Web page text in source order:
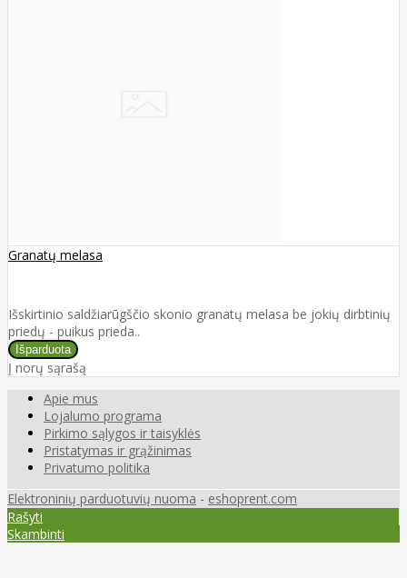
Granatų melasa
Išskirtinio saldžiarūgščio skonio granatų melasa be jokių dirbtinių
priedų - puikus prieda..
Į norų sąrašą
Apie mus
Lojalumo programa
Pirkimo sąlygos ir taisyklės
Pristatymas ir grąžinimas
Privatumo politika
Elektroninių parduotuvių nuoma - eshoprent.com
Rašyti
Skambinti